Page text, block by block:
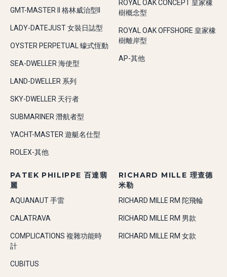
GMT-MASTER II 格林威治型II
LADY-DATEJUST 女裝日誌型
OYSTER PERPETUAL 蠔式恆動
SEA-DWELLER 海使型
LAND-DWELLER 系列
SKY-DWELLER 天行者
SUBMARINER 潛航者型
YACHT-MASTER 遊艇名仕型
ROLEX-其他
ROYAL OAK CONCEPT 皇家橡
樹概念型
ROYAL OAK OFFSHORE 皇家橡
樹離岸型
AP-其他
PATEK PHILIPPE 百達翡
麗
AQUANAUT 手雷
CALATRAVA
COMPLICATIONS 複雜功能時
計
CUBITUS
RICHARD MILLE 理查德
米勒
RICHARD MILLE RM 陀飛輪
RICHARD MILLE RM 男款
RICHARD MILLE RM 女款